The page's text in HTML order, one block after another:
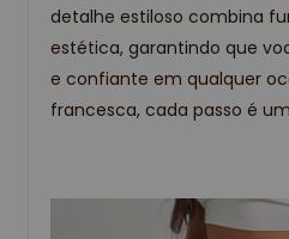
detalhe estiloso combina
estética, garantindo que
e confiante em qualquer
francesca, cada passo é